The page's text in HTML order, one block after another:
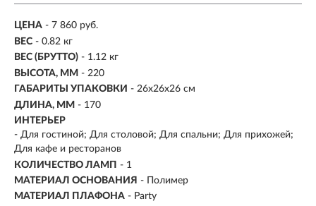
ЦЕНА - 7 860 руб.
ВЕС - 0.82 кг
ВЕС (БРУТТО) - 1.12 кг
ВЫСОТА, ММ - 220
ГАБАРИТЫ УПАКОВКИ - 26х26х26 см
ДЛИНА, ММ - 170
ИНТЕРЬЕР
- Для гостиной; Для столовой; Для спальни; Для прихожей;
Для кафе и ресторанов
КОЛИЧЕСТВО ЛАМП - 1
МАТЕРИАЛ ОСНОВАНИЯ - Полимер
МАТЕРИАЛ ПЛАФОНА - Party